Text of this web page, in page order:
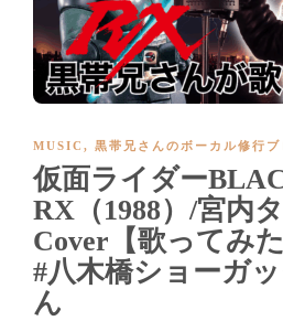
MUSIC , 黒帯兄さんのボーカル修行ブ
仮面ライダー
RX（1988）/宮内
Cover【歌ってみ
#八木橋ショーガ
ん